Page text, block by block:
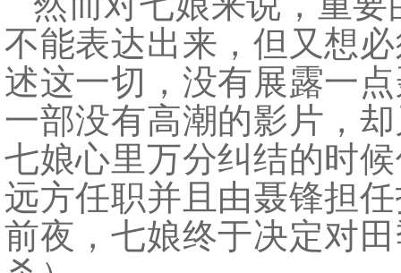
不能表达出来，但又想
述这一切，没有展露一
一部没有高潮的影片，
七娘心里万分纠结的时
远方任职并且由聂锋担
前夜，七娘终于决定对